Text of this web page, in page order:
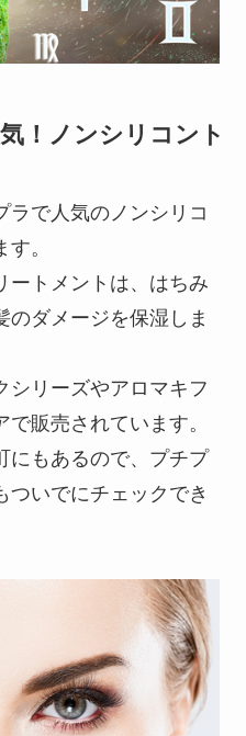
！ノンシリコント
ラで人気のノンシリコ
。
トメントは、はちみ
のダメージを保湿しま
シリーズやアロマキフ
販売されています。
にもあるので、プチプ
ついでにチェックでき